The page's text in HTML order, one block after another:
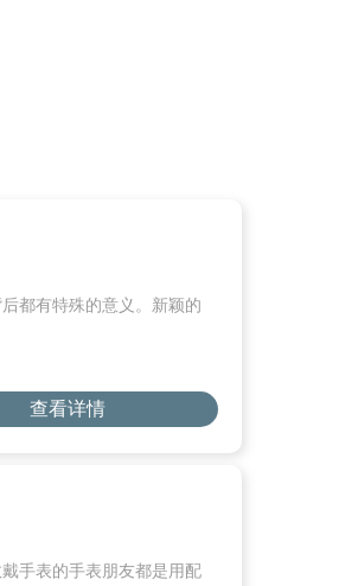
都有特殊的意义。新颖的
查看详情
手表的手表朋友都是用配